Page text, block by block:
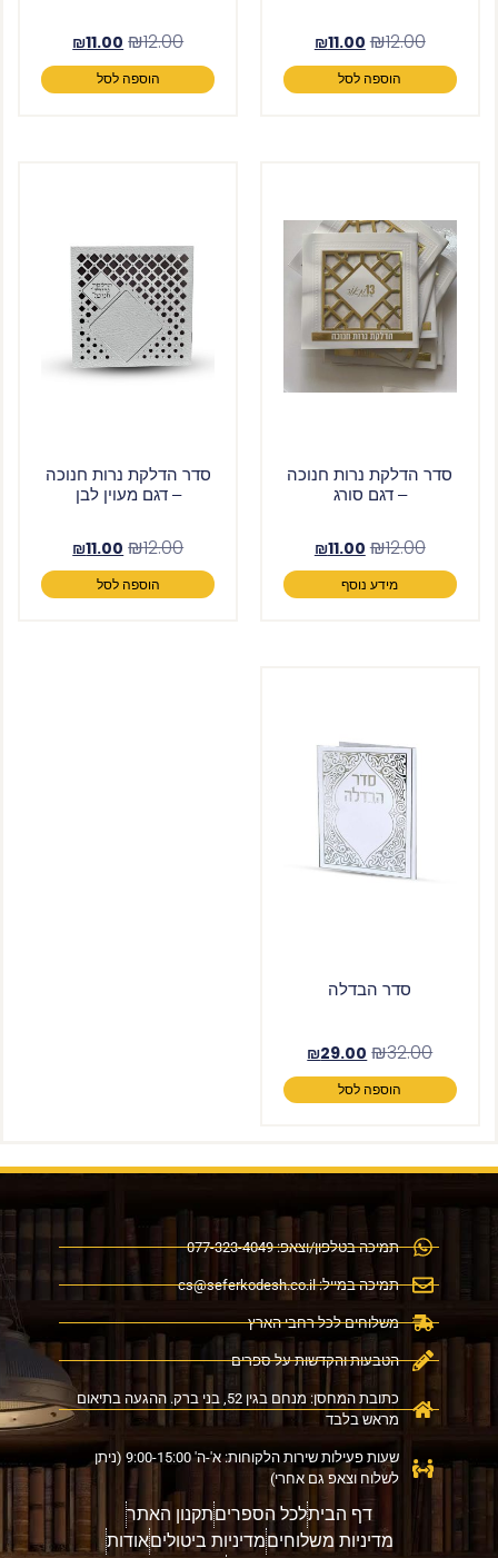
₪12.00
₪11.00
הוספה לסל
₪12.00
₪11.00
הוספה לסל
סדר הדלקת נרות חנוכה
– דגם סורג
₪12.00
₪11.00
מידע נוסף
סדר הדלקת נרות חנוכה
– דגם מעוין לבן
₪12.00
₪11.00
הוספה לסל
סדר הבדלה
₪32.00
₪29.00
הוספה לסל
דף הביתלכל הספריםתקנון האתר
מדיניות משלוחיםמדיניות ביטוליםאודות
תמיכה בטלפון/וצאפ: 077-323-4049
תמיכה במייל:cs@seferkodesh.co.il
משלוחים לכל רחבי הארץ
הטבעות והקדשות על ספרים
כתובת המחסן: מנחם בגין 52, בני ברק. ההגעה בתיאום
מראש בלבד
שעות פעילות שירות הלקוחות: א'-ה' 9:00-15:00 (ניתן
לשלוח וצאפ גם אחרי)